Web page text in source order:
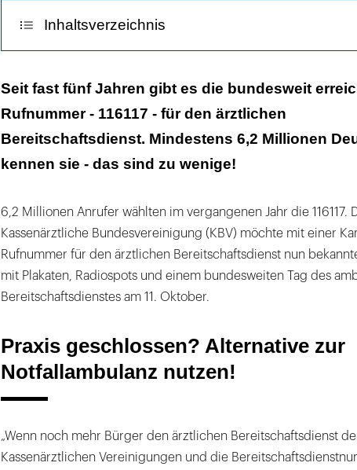
Inhaltsverzeichnis
Praxis geschlossen? Alternative zur Notfallambulanz
Seit fast fünf Jahren gibt es die bundesweit
Rufnummer - 116117 - für den ärztlichen
Bereitschaftsdienst. Mindestens 6,2 Millionen
kennen sie - das sind zu wenige!
6,2 Millionen Anrufer wählten im vergangenen Jahr die 116117.
Kassenärztliche Bundesvereinigung (KBV) möchte mit einer
Rufnummer für den ärztlichen Bereitschaftsdienst nun
mit Plakaten, Radiospots und einem bundesweiten Tag des
Bereitschaftsdienstes am 11. Oktober.
Praxis geschlossen? Alternative zur
Notfallambulanz nutzen!
„Wenn noch mehr Bürger den ärztlichen Bereitschaftsdienst
Kassenärztlichen Vereinigungen und die